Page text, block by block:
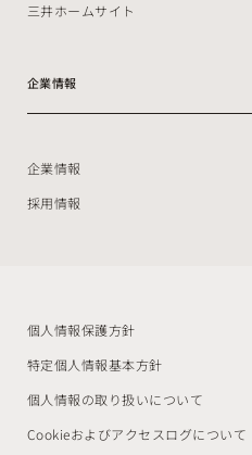
三井ホームサイト
企業情報
企業情報
採用情報
個人情報保護方針
特定個人情報基本方針
個人情報の取り扱いについて
Cookieおよびアクセスログについて